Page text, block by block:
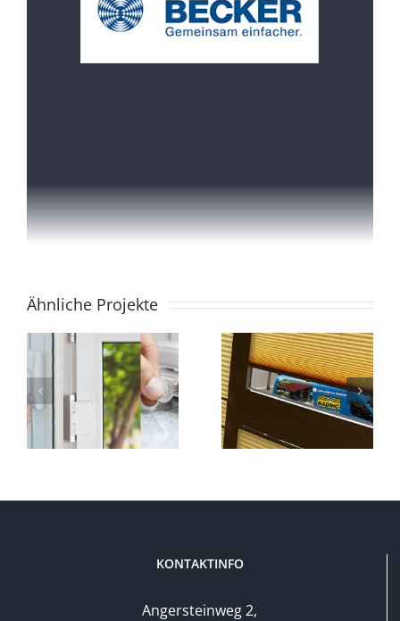
Ähnliche Projekte
Jalousien
| Plissee |
Rollo |
Rollläden
| Rolltore
|
KONTAKTINFO
Angersteinweg 2,